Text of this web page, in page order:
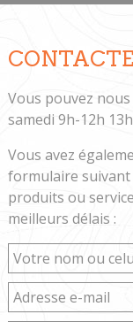
Vous pouvez
samedi 9h-12h
Vous avez
formulaire
produits ou
meilleurs délais :